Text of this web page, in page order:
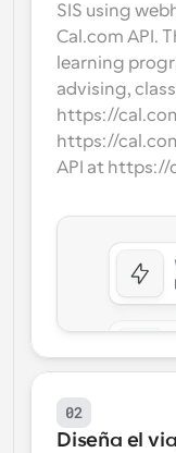
SIS using
Cal.com API.
learning
advising,
https://
https://
API at https://
02
Diseña el